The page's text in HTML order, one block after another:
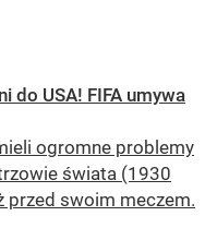
do USA! FIFA umywa
ogromne problemy
świata (1930
przed swoim meczem.